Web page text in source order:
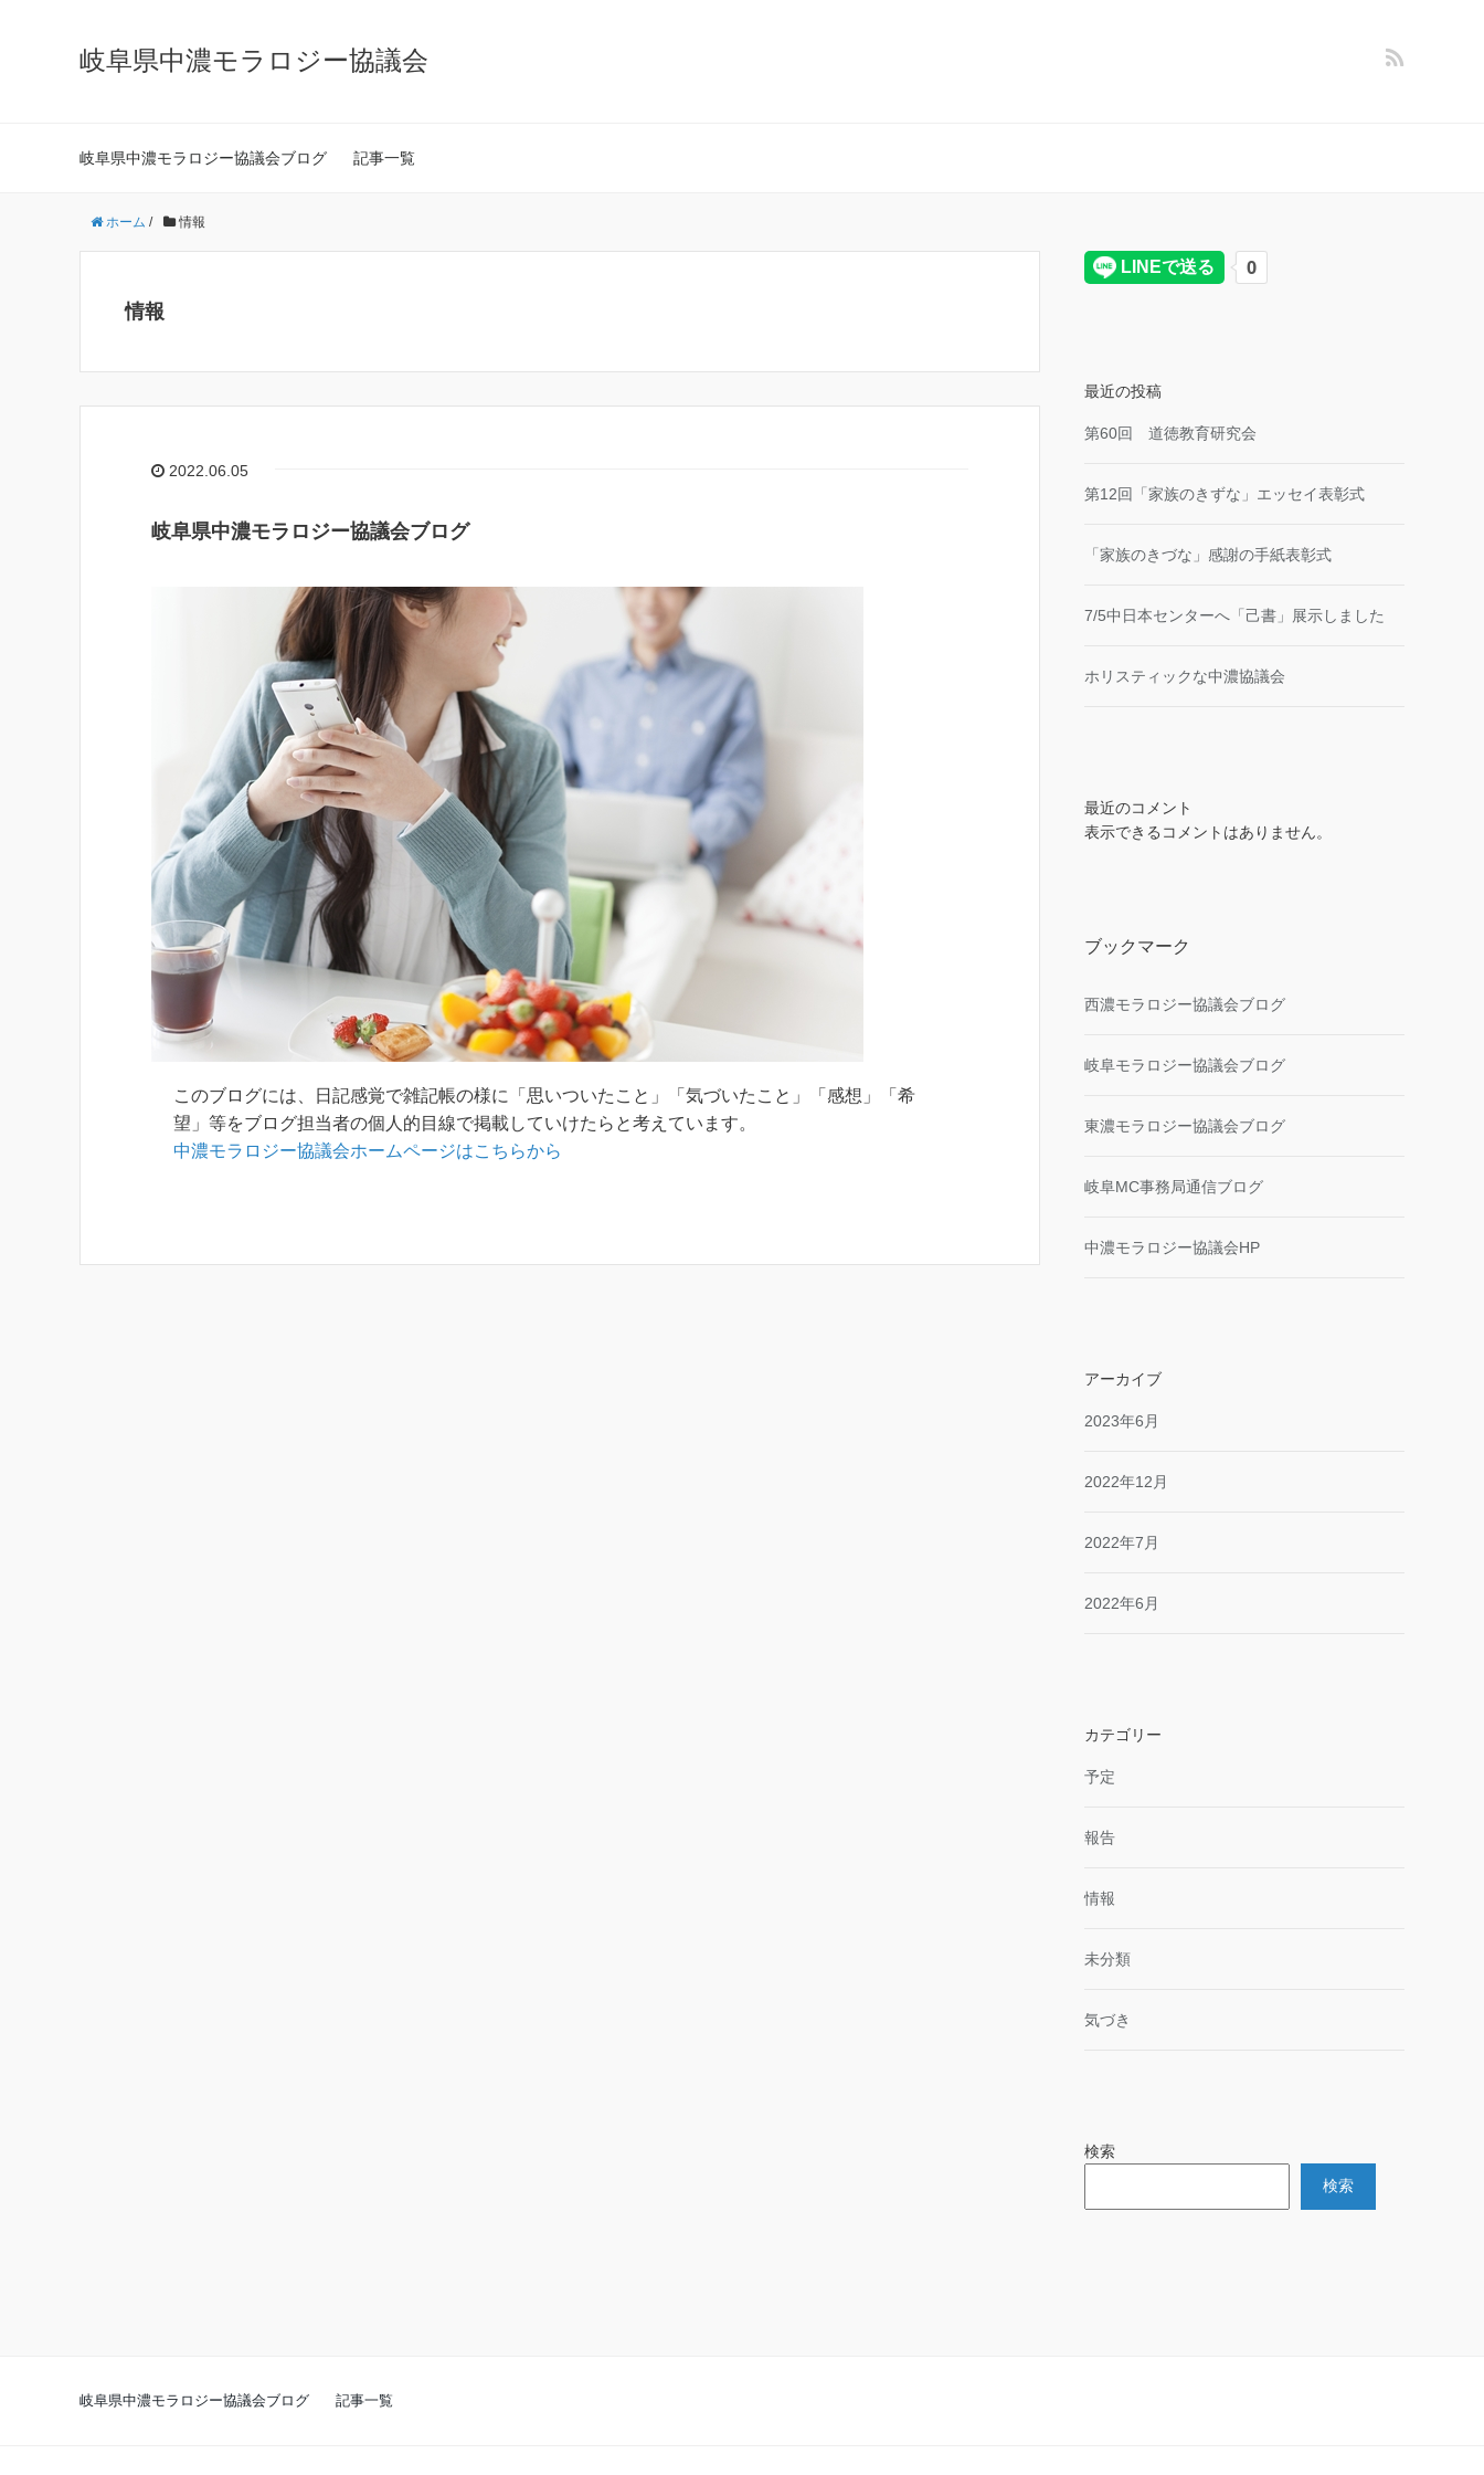
岐阜県中濃モラロジー協議会
岐阜県中濃モラロジー協議会ブログ 記事一覧
ホーム / 情報
情報
2022.06.05
岐阜県中濃モラロジー協議会ブログ
このブログには、日記感覚で雑記帳の様に「思いついたこと」「気づいたこと」「感想」「希
中濃モラロジー協議会ホームページはこちらから
最近の投稿
第60回 道徳教育研究会
第12回「家族のきずな」エッセイ表彰式
「家族のきづな」感謝の手紙表彰式
7/5中日本センターへ「己書」展示しました
ホリスティックな中濃協議会
最近のコメント
表示できるコメントはありません。
ブックマーク
西濃モラロジー協議会ブログ
岐阜モラロジー協議会ブログ
東濃モラロジー協議会ブログ
岐阜MC事務局通信ブログ
中濃モラロジー協議会HP
アーカイブ
2023年6月
2022年12月
2022年7月
2022年6月
カテゴリー
予定
報告
情報
未分類
気づき
検索
検索
岐阜県中濃モラロジー協議会ブログ 記事一覧